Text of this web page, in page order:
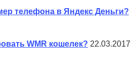
телефона в Яндекс Деньги?
WMR кошелек? 22.03.2017